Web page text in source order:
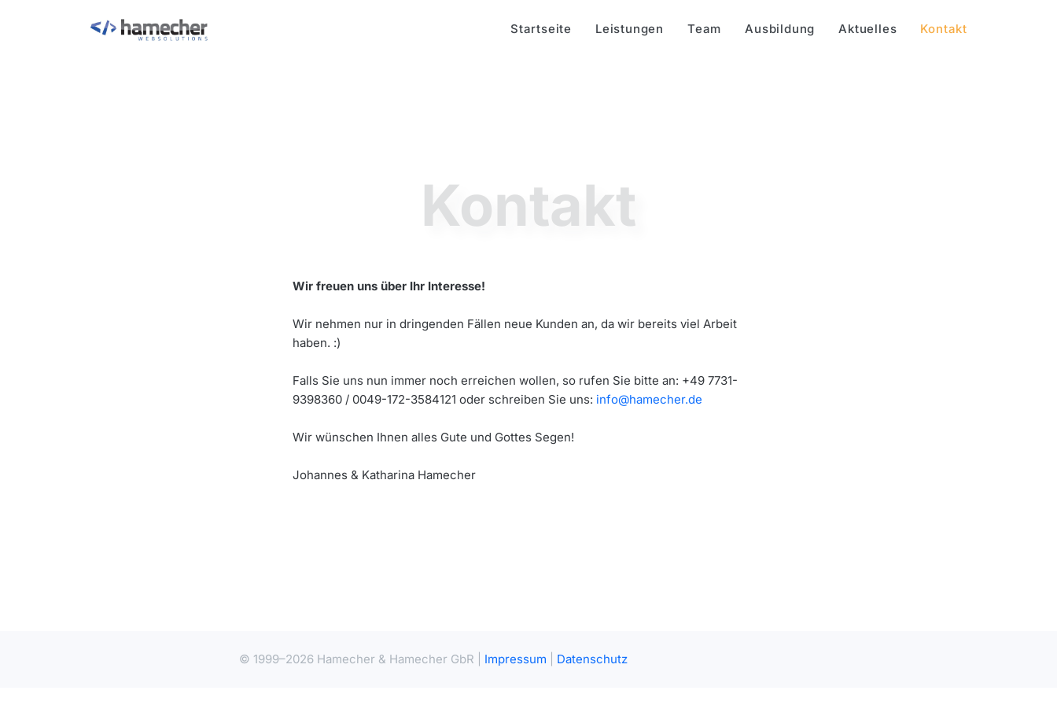
Startseite Leistungen Team Ausbildung Aktuelles Kontakt
Kontakt
Wir freuen uns über Ihr Interesse!
Wir nehmen nur in dringenden Fällen neue Kunden an, da wir bereits viel Arbeit
haben. :)
Falls Sie uns nun immer noch erreichen wollen, so rufen Sie bitte an: +49 7731-
9398360 / 0049-172-3584121 oder schreiben Sie uns: info@hamecher.de
Wir wünschen Ihnen alles Gute und Gottes Segen!
Johannes & Katharina Hamecher
© 1999–2026 Hamecher & Hamecher GbR | Impressum Datenschutz